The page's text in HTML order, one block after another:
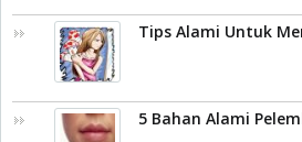
Tips Alami Untuk
5 Bahan Alami